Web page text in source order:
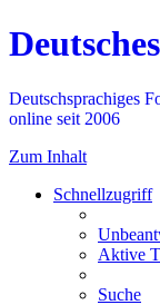
Deutschsprachiges
online seit 2006
Zum Inhalt
Schnellzugriff
Aktive
Suche